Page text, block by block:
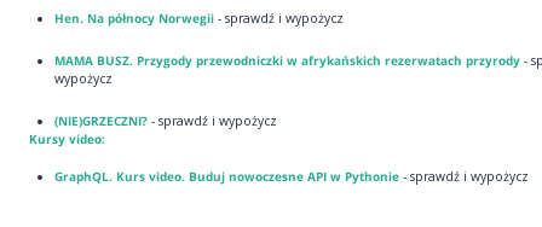
Hen. Na północy Norwegii- sprawdź i wypożycz
MAMA BUSZ. Przygody przewodniczki w afrykańskich rezerwatach przyrody-
wypożycz
(NIE)GRZECZNI?- sprawdź i wypożycz
Kursy video:
GraphQL. Kurs video. Buduj nowoczesne API w Pythonie- sprawdź i wypożycz